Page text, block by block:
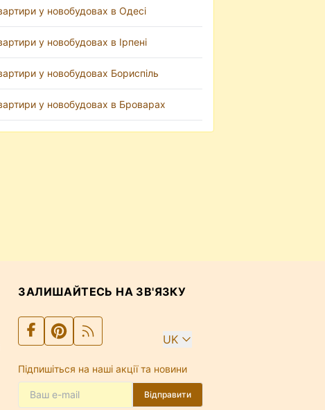
у новобудовах в Одесі
у новобудовах в Ірпені
у новобудовах Бориспіль
у новобудовах в Броварах
ЗАЛИШАЙТЕСЬ НА ЗВ'ЯЗКУ
UK
Підпишіться на наші акції та новини
Відправити